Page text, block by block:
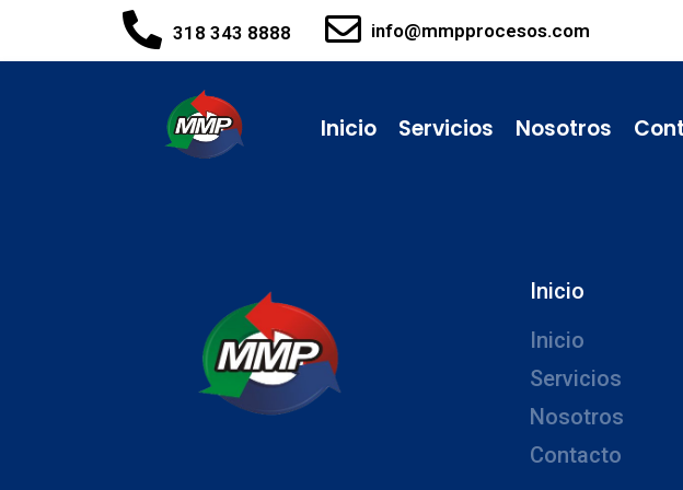
318 343 8888 info@mmpprocesos.com
Inicio Servicios Nosotros
Inicio
Inicio
Servicios
Nosotros
Contacto